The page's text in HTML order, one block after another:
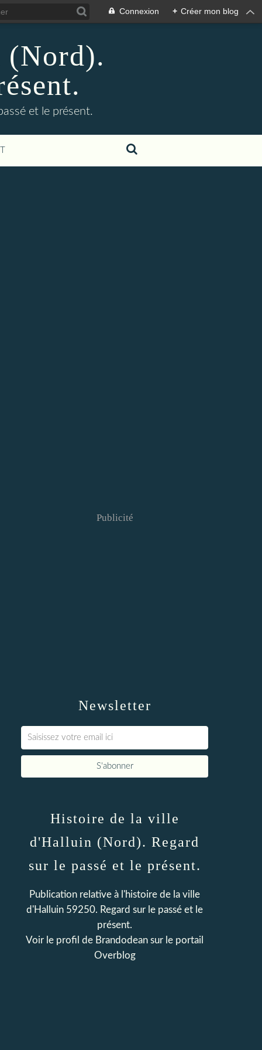
Connexion + Créer mon blog
et le présent.
Newsletter
Publicité
Histoire de la ville
d'Halluin (Nord). Regard
sur le passé et le présent.
Publication relative à l'histoire de la ville
d'Halluin 59250. Regard sur le passé et le
présent.
Voir le profil de Brandodean sur le portail
Overblog